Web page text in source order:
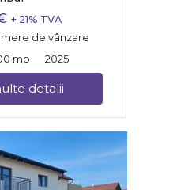
+ 21% TVA
de vânzare
mp 2025
detalii